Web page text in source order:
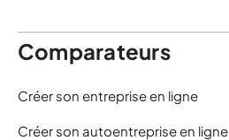
Comparateurs
Créer son entreprise en ligne
Créer son autoentreprise en ligne